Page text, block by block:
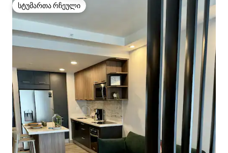
სტუმართა რჩეული
სტუმართა რჩეული